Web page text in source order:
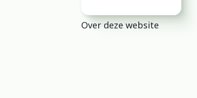
Over deze website